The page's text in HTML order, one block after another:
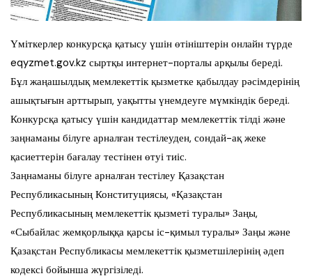
Үміткерлер конкурсқа қатысу үшін өтініштерін онлайн түрде
eqyzmet.gov.kz сыртқы интернет-порталы арқылы береді.
Бұл жаңашылдық мемлекеттік қызметке қабылдау рәсімдерінің
ашықтығын арттырып, уақытты үнемдеуге мүмкіндік береді.
Конкурсқа қатысу үшін кандидаттар мемлекеттік тілді және
заңнаманы білуге арналған тестілеуден, сондай-ақ жеке
қасиеттерін бағалау тестінен өтуі тиіс.
Заңнаманы білуге арналған тестілеу Қазақстан
Республикасының Конституциясы, «Қазақстан
Республикасының мемлекеттік қызметі туралы» Заңы,
«Сыбайлас жемқорлыққа қарсы іс-қимыл туралы» Заңы және
Қазақстан Республикасы мемлекеттік қызметшілерінің әдеп
кодексі бойынша жүргізіледі.